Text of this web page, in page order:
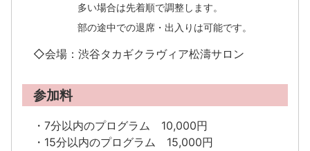
多い場合は先着順で調整します。
部の途中での退席・出入りは可能です。
◇会場：渋谷タカギクラヴィア松濤サロン
参加料
・7分以内のプログラム 10,000円
・15分以内のプログラム 15,000円